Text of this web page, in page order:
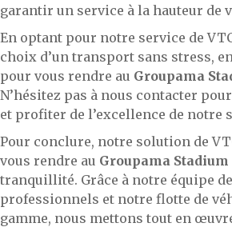
garantir un service à la hauteur de
En optant pour notre service de
choix d’un transport sans stress,
pour vous rendre au Groupama
N’hésitez pas à nous contacter
et profiter de l’excellence de notre
Pour conclure, notre solution de
vous rendre au Groupama Stadium
tranquillité. Grâce à notre équipe
professionnels et notre flotte de
gamme, nous mettons tout en